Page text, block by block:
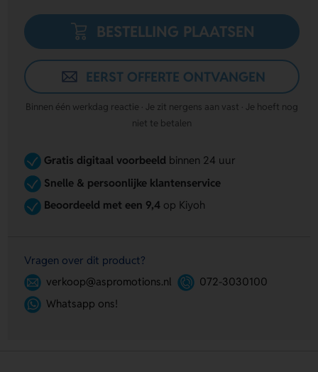
BESTELLING PLAATSEN
EERST OFFERTE ONTVANGEN
Binnen één werkdag reactie · Je zit nergens aan vast · Je hoeft nog
niet te betalen
Gratis digitaal voorbeeld binnen 24 uur
Snelle & persoonlijke klantenservice
Beoordeeld met een 9,4op Kiyoh
Vragen over dit product?
verkoop@aspromotions.nl
072-3030100
Whatsapp ons!